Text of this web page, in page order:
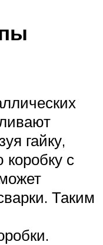
гайку,
с
Таким